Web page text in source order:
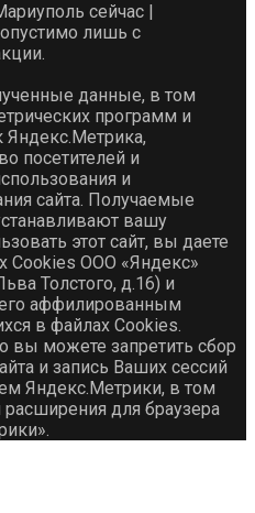
сейчас |
лишь с
данные, в том
программ и
Яндекс.Метрика,
посетителей и
и
сайта. Получаемые
вашу
этот сайт, вы даете
Cookies ООО «Яндекс»
Толстого, д.16) и
аффилированным
в файлах Cookies.
вы можете запретить сбор
и запись Ваших сессий
Яндекс.Метрики, в том
для браузера